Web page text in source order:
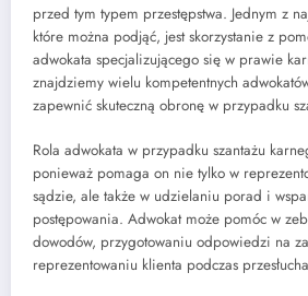
przed tym typem przestępstwa. Jednym z
które można podjąć, jest skorzystanie z
adwokata specjalizującego się w prawie
znajdziemy wielu kompetentnych
zapewnić skuteczną obronę w przypadku
Rola adwokata w przypadku szantażu
ponieważ pomaga on nie tylko w
sądzie, ale także w udzielaniu porad i
postępowania. Adwokat może pomóc w
dowodów, przygotowaniu odpowiedzi na
reprezentowaniu klienta podczas